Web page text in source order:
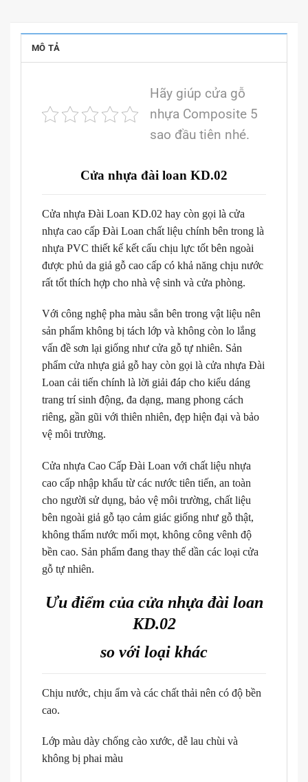
MÔ TẢ
Hãy giúp cửa gỗ
nhựa Composite 5
sao đầu tiên nhé.
Cửa nhựa đài loan KD.02
Cửa nhựa Đài Loan KD.02 hay còn gọi là cửa
nhựa cao cấp Đài Loan chất liệu chính bên trong là
nhựa PVC thiết kế kết cấu chịu lực tốt bên ngoài
được phủ da giả gỗ cao cấp có khả năng chịu nước
rất tốt thích hợp cho nhà vệ sinh và cửa phòng.
Với công nghệ pha màu sẳn bên trong vật liệu nên
sản phẩm không bị tách lớp và không còn lo lắng
vấn đề sơn lại giống như cửa gỗ tự nhiên. Sản
phẩm cửa nhựa giả gỗ hay còn gọi là cửa nhựa Đài
Loan cải tiến chính là lời giải đáp cho kiểu dáng
trang trí sinh động, đa dạng, mang phong cách
riêng, gần gũi với thiên nhiên, đẹp hiện đại và bảo
vệ môi trường.
Cửa nhựa Cao Cấp Đài Loan với chất liệu nhựa
cao cấp nhập khẩu từ các nước tiên tiến, an toàn
cho người sử dụng, bảo vệ môi trường, chất liệu
bên ngoài giả gỗ tạo cảm giác giống như gỗ thật,
không thấm nước mối mọt, không công vênh độ
bền cao. Sản phẩm đang thay thế dần các loại cửa
gỗ tự nhiên.
Ưu điểm của cửa nhựa đài loan
KD.02
so với loại khác
Chịu nước, chịu ẩm và các chất thải nên có độ bền
cao.
Lớp màu dày chống cào xước, dễ lau chùi và
không bị phai màu